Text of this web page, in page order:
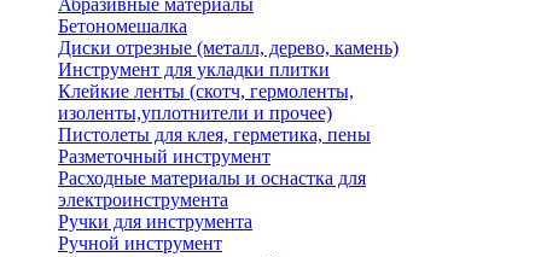
Абразивные материалы
Бетономешалка
Диски отрезные (металл, дерево, камень)
Инструмент для укладки плитки
Клейкие ленты (скотч, гермоленты,
изоленты,уплотнители и прочее)
Пистолеты для клея, герметика, пены
Разметочный инструмент
Расходные материалы и оснастка для
электроинструмента
Ручки для инструмента
Ручной инструмент